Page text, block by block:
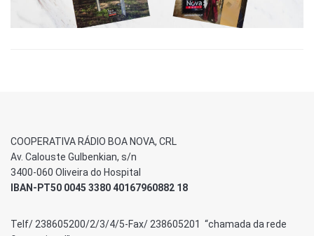
COOPERATIVA RÁDIO BOA NOVA, CRL
Av. Calouste Gulbenkian, s/n
3400-060 Oliveira do Hospital
IBAN-PT50 0045 3380 40167960882 18
Telf/ 238605200/2/3/4/5-Fax/ 238605201 “chamada da rede